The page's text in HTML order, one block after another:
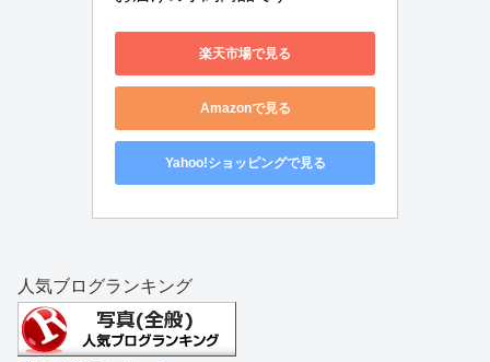
楽天市場で見る
Amazonで見る
Yahoo!ショッピングで見る
人気ブログランキング